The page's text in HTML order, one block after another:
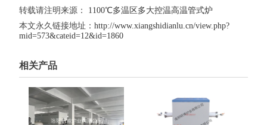
转载请注明来源： 1100℃多温区多大控温高温管式炉
本文永久链接地址： http://www.xiangshidianlu.cn/view.php?
mid=573&cateid=12&id=1860
相关产品